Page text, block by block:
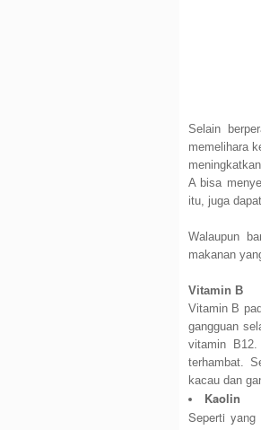
Selain
memelihara
A bisa
itu, juga
Walaupun
makanan
Vitamin B
Vitamin B
gangguan
vitamin
terhambat.
kacau dan
Kaolin
Seperti